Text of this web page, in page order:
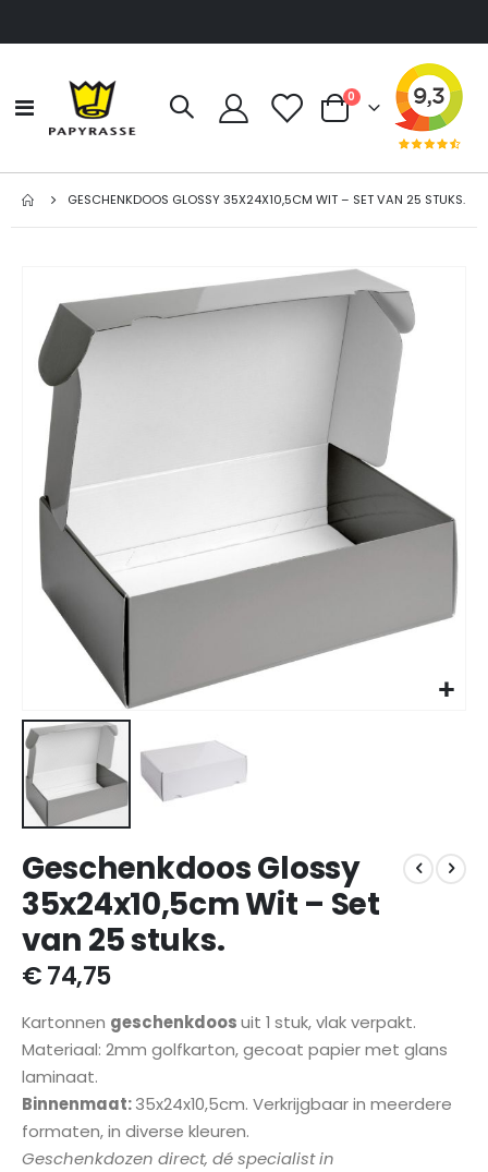
Toggle
Nav
Cart
0producten
GESCHENKDOOS GLOSSY 35X24X10,5CM WIT – SET VAN 25 STUKS.
einde
van
afbeeldingen-
gallerij
naar
het
begin
van
de
afbeeldingen-
Geschenkdoos Glossy
35x24x10,5cm Wit – Set
van 25 stuks.
€ 74,75
Kartonnen geschenkdoosuit 1 stuk, vlak verpakt.
Materiaal: 2mm golfkarton, gecoat papier met glans
laminaat.
Binnenmaat:35x24x10,5cm. Verkrijgbaar in meerdere
formaten, in diverse kleuren.
Geschenkdozen direct, dé specialist in